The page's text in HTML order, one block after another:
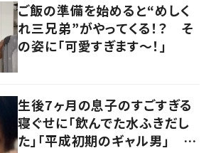
ご飯の準備を始めると“めしく
れ三兄弟”がやってくる！？ そ
の姿に「可愛すぎます〜！」
生後7ヶ月の息子のすごすぎる
寝ぐせに「飲んでた水ふきだし
た」「平成初期のギャル男」 実